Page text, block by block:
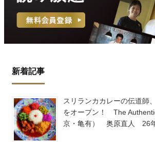
新着記事
スリランカカレーの伝道師
をオープン！ The
京・亀有） 奥原直人 26